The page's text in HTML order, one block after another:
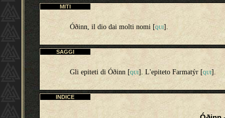
MITI
Óðinn, il dio dai molti nomi [QUI].
SAGGI
Gli epiteti di Óðinn [QUI]. L'epiteto Farmatýr [QUI].
INDICE